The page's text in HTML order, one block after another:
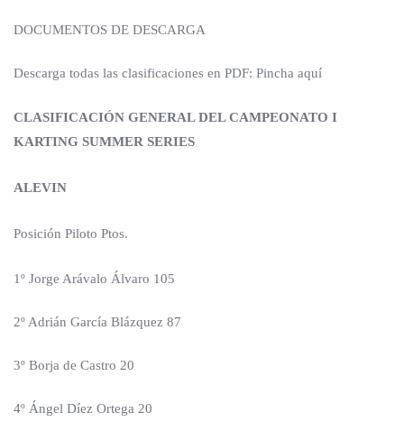
DOCUMENTOS DE DESCARGA
Descarga todas las clasificaciones en PDF: Pincha aquí
CLASIFICACIÓN GENERAL DEL CAMPEONATO I
KARTING SUMMER SERIES
ALEVIN
Posición Piloto Ptos.
1º Jorge Arávalo Álvaro 105
2º Adrián García Blázquez 87
3º Borja de Castro 20
4º Ángel Díez Ortega 20